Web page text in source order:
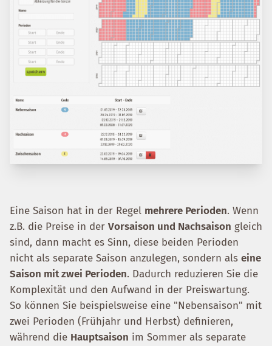
Eine Saison hat in der Regel mehrere Perioden. Wenn
z.B. die Preise in der Vorsaison und Nachsaison gleich
sind, dann macht es Sinn, diese beiden Perioden
nicht als separate Saison anzulegen, sondern als eine
Saison mit zwei Perioden. Dadurch reduzieren Sie die
Komplexität und den Aufwand in der Preiswartung.
So können Sie beispielsweise eine "Nebensaison" mit
zwei Perioden (Frühjahr und Herbst) definieren,
während die Hauptsaison im Sommer als separate